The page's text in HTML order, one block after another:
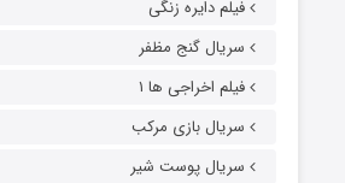
فیلم دایره زنگی
سریال گنج مظفر
فیلم اخراجی ها ۱
سریال بازی مرکب
سریال پوست شیر